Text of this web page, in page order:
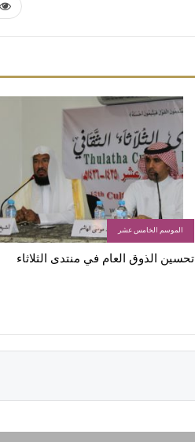
الموسم الخامس عشر
تحسين الذوق العام في منتدى الثلاثاء